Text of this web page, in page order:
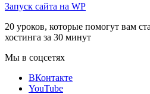
Запуск сайта на WP
20 уроков, которые помогут вам
хостинга за 30 минут
Мы в соцсетях
ВКонтакте
YouTube